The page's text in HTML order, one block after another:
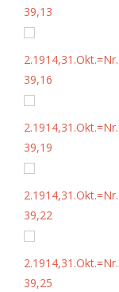
39,13
2.1914,31.Okt.=Nr.
39,16
2.1914,31.Okt.=Nr.
39,19
2.1914,31.Okt.=Nr.
39,22
2.1914,31.Okt.=Nr.
39,25